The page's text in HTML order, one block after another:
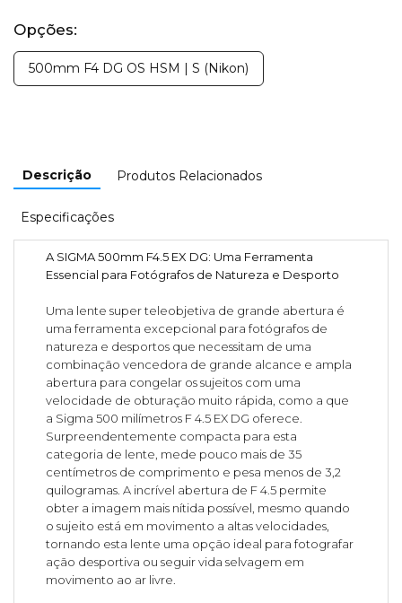
Opções:
500mm F4 DG OS HSM | S (Nikon)
Descrição Produtos Relacionados
Especificações
A SIGMA 500mm F4.5 EX DG: Uma Ferramenta
Essencial para Fotógrafos de Natureza e Desporto
Uma lente super teleobjetiva de grande abertura é
uma ferramenta excepcional para fotógrafos de
natureza e desportos que necessitam de uma
combinação vencedora de grande alcance e ampla
abertura para congelar os sujeitos com uma
velocidade de obturação muito rápida, como a que
a Sigma 500 milímetros F 4.5 EX DG oferece.
Surpreendentemente compacta para esta
categoria de lente, mede pouco mais de 35
centímetros de comprimento e pesa menos de 3,2
quilogramas. A incrível abertura de F 4.5 permite
obter a imagem mais nítida possível, mesmo quando
o sujeito está em movimento a altas velocidades,
tornando esta lente uma opção ideal para fotografar
ação desportiva ou seguir vida selvagem em
movimento ao ar livre.